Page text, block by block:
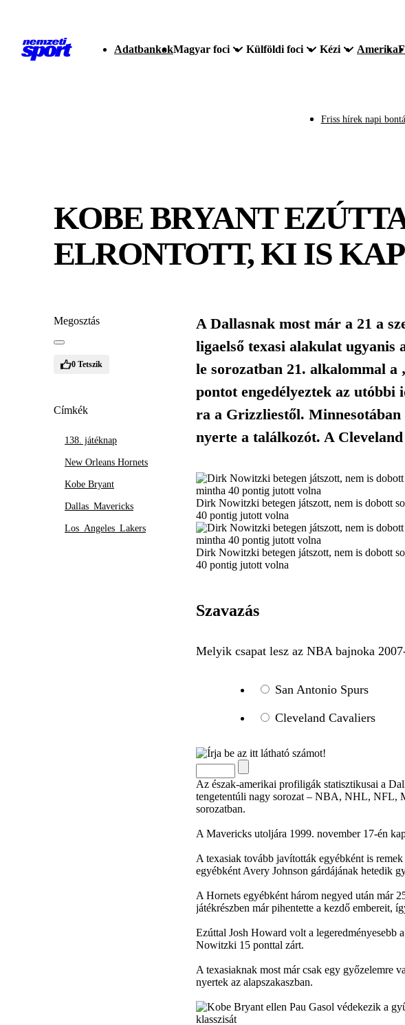
AdatbankokMagyar foci Külföldi foci Kézi Amerika
Friss hírek napi
KOBE BRYANT
ELRONTOTT, KI IS
Megosztás
0 Tetszik
Címkék
138. játéknap
New Orleans Hornets
Kobe Bryant
Dallas_Mavericks
Los_Angeles_Lakers
A Dallasnak most már a 21 a
ligaelső texasi alakulat ugyanis
le sorozatban 21. alkalommal a
pontot engedélyeztek az
ra a Grizzliestől. Minnesotában
nyerte a találkozót. A
Dirk Nowitzki betegen játszott, nem is dobott
40 pontig jutott volna
Dirk Nowitzki betegen játszott, nem is dobott
40 pontig jutott volna
Szavazás
Melyik csapat lesz az NBA bajnoka
San Antonio Spurs
Cleveland Cavaliers
Az észak-amerikai profiligák statisztikusai a
tengetentúli nagy sorozat – NBA, NHL, NFL,
sorozatban.
A Mavericks utoljára 1999. november 17-én
A texasiak tovább javították egyébként is
egyébként Avery Johnson gárdájának hetedik
A Hornets egyébként három negyed után már
játékrészben már pihentette a kezdő embereit,
Ezúttal Josh Howard volt a legeredményesebb
Nowitzki 15 ponttal zárt.
A texasiaknak most már csak egy győzelemre
nyertek az alapszakaszban.